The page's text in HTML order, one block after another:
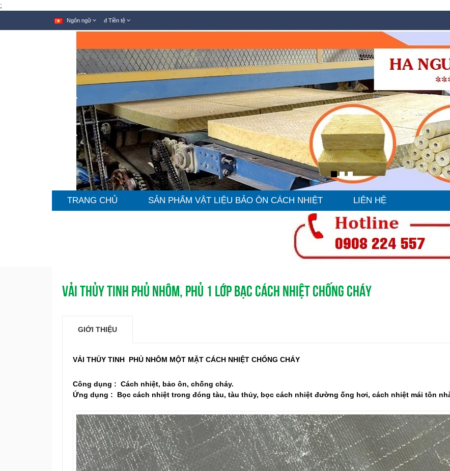
;
Ngôn ngữ đ Tiền tệ
TRANG CHỦ SẢN PHẨM VẬT LIỆU BẢO ÔN CÁCH NHIỆT LIÊN HỆ
VẢI THỦY TINH PHỦ NHÔM, PHỦ 1 LỚP BẠC CÁCH NHIỆT CHỐNG CHÁY
GIỚI THIỆU
VẢI THỦY TINH PHỦ NHÔM MỘT MẶT CÁCH NHIỆT CHỐNG CHÁY
Công dụng : Cách nhiệt, bảo ôn, chống cháy.
Ứng dụng : Bọc cách nhiệt trong đóng tàu, tàu thủy, bọc cách nhiệt đường ống hơi, cách nhiệt mái tôn